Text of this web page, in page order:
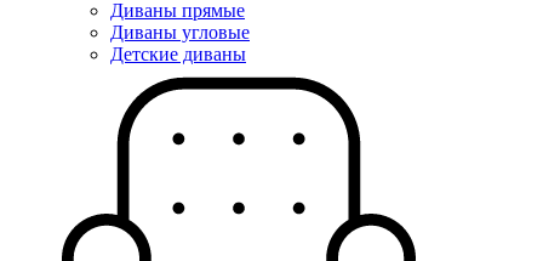
Диваны прямые
Диваны угловые
Детские диваны